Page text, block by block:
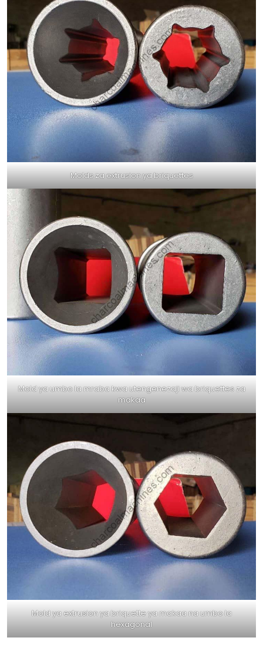
Molds za extrusion ya briquettes
Mold ya umbo la mraba kwa utengenezaji wa briquettes za
makaa
Mold ya extrusion ya briquette ya makaa na umbo la
hexagonal